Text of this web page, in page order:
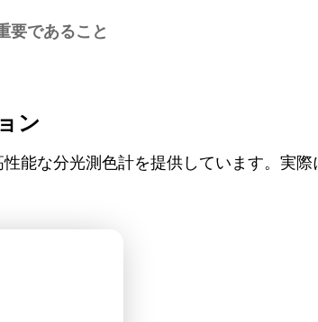
要であること
ン
能な分光測色計を提供しています。実